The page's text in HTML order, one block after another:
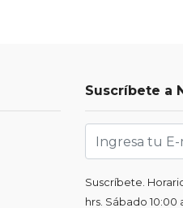
Suscríbete a
Suscríbete.
hrs. Sábado 10:00